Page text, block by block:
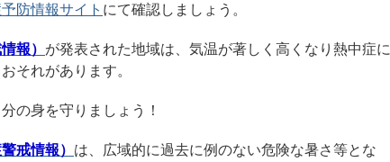
防情報サイト にて確認しましょう。
報） が発表された地域は、気温が著しく高くなり熱中症に
それがあります。
の身を守りましょう！
戒情報） は、広域的に過去に例のない危険な暑さ等とな